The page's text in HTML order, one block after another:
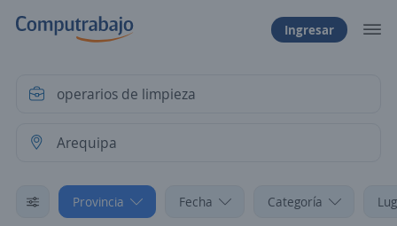
Ingresar
Provincia Fecha Categoría